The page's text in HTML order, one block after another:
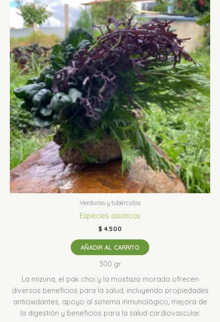
Verduras y tubérculos
Especies asiaticas
$ 4.500
AÑADIR AL CARRITO
300 gr
La mizuna, el pak choi y la mostaza morada ofrecen
diversos beneficios para la salud, incluyendo propiedades
antioxidantes, apoyo al sistema inmunológico, mejora de
la digestión y beneficios para la salud cardiovascular.